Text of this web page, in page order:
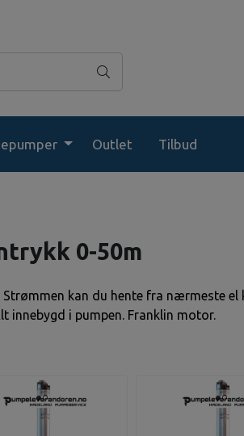
Outlet Tilbud
0-50m
Strømmen kan du hente fra nærmeste
innebygd i pumpen. Franklin motor.